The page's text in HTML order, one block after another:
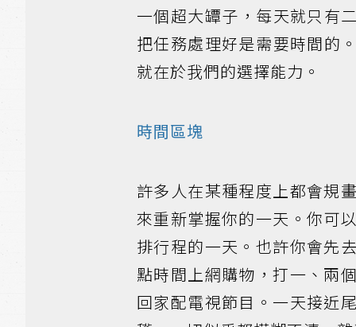
一個超大罈子，每天就只有
把任務處理好是需要時間的
就在於我們的選擇能力。
時間區塊
許多人在某種程度上都會規
來重新掌握你的一天。你可
排行程的一天。也許你會先
點時間上網購物，打一、兩
回家配電視節目。一天接近